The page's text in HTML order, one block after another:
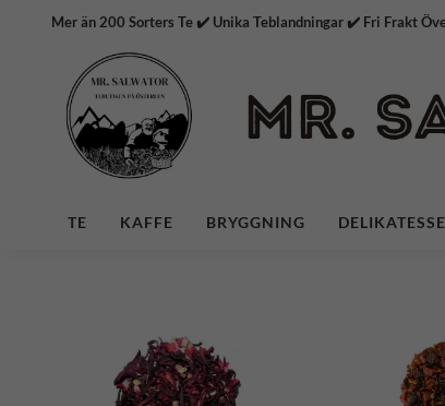
Mer än 200 Sorters Te ✔️ Unika Teblandningar ✔️ Fri
TE KAFFE BRYGGNING | MER